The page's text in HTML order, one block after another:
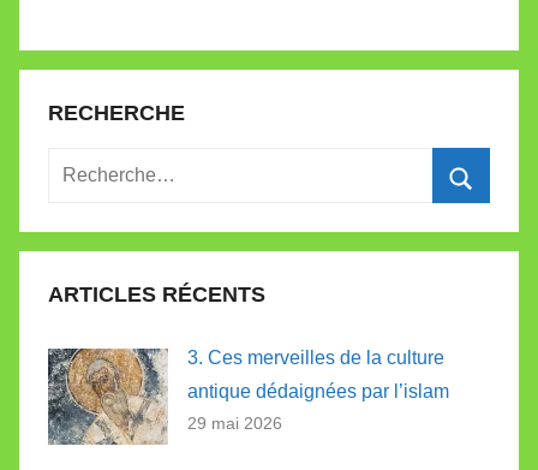
RECHERCHE
Recherche
:
ARTICLES RÉCENTS
3. Ces merveilles de la culture
antique dédaignées par l’islam
29 mai 2026